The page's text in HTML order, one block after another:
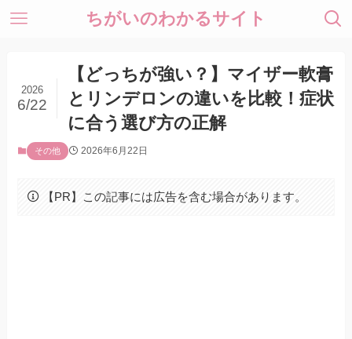
ちがいのわかるサイト
【どっちが強い？】マイザー軟膏
とリンデロンの違いを比較！症状
に合う選び方の正解
2026
6/22
その他 2026年6月22日
【PR】この記事には広告を含む場合があります。